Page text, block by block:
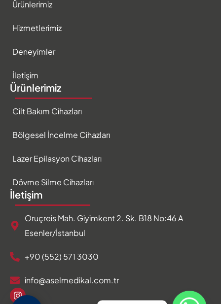
Ürünlerimiz
Hizmetlerimiz
Deneyimler
İletişim
Ürünlerimiz
Cilt Bakım Cihazları
Bölgesel İncelme Cihazları
Lazer Epilasyon Cihazları
Dövme Silme Cihazları
İletişim
Oruçreis Mah. Giyimkent 2. Sk. B18 No:46 A
Esenler/İstanbul
+90 (552) 571 3030
info@aselmedikal.com.tr